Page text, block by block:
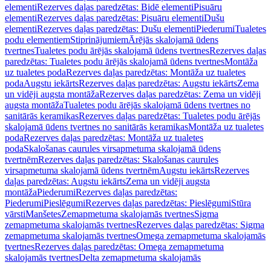
elementiRezerves daļas paredzētas: Bidē elementiPisuāru
elementiRezerves daļas paredzētas: Pisuāru elementiDušu
elementiRezerves daļas paredzētas: Dušu elementiPiederumiTualetes
podu elementiemStiprinājumiemĀrējās skalojamā ūdens
tvertnesTualetes podu ārējās skalojamā ūdens tvertnesRezerves daļas
paredzētas: Tualetes podu ārējās skalojamā ūdens tvertnesMontāža
uz tualetes podaRezerves daļas paredzētas: Montāža uz tualetes
podaAugstu iekārtsRezerves daļas paredzētas: Augstu iekārtsZema
un vidēji augsta montāžaRezerves daļas paredzētas: Zema un vidēji
augsta montāžaTualetes podu ārējās skalojamā ūdens tvertnes no
sanitārās keramikasRezerves daļas paredzētas: Tualetes podu ārējās
skalojamā ūdens tvertnes no sanitārās keramikasMontāža uz tualetes
podaRezerves daļas paredzētas: Montāža uz tualetes
podaSkalošanas caurules virsapmetuma skalojamā ūdens
tvertnēmRezerves daļas paredzētas: Skalošanas caurules
virsapmetuma skalojamā ūdens tvertnēmAugstu iekārtsRezerves
daļas paredzētas: Augstu iekārtsZema un vidēji augsta
montāžaPiederumiRezerves daļas paredzētas:
PiederumiPieslēgumiRezerves daļas paredzētas: PieslēgumiStūra
vārstiManšetesZemapmetuma skalojamās tvertnesSigma
zemapmetuma skalojamās tvertnesRezerves daļas paredzētas: Sigma
zemapmetuma skalojamās tvertnesOmega zemapmetuma skalojamās
tvertnesRezerves daļas paredzētas: Omega zemapmetuma
skalojamās tvertnesDelta zemapmetuma skalojamās